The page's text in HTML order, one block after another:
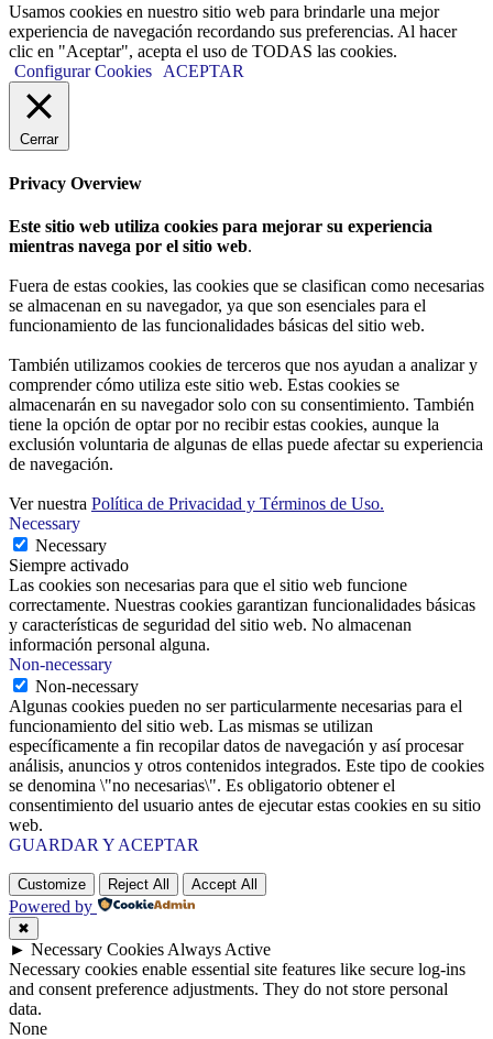
Usamos cookies en nuestro sitio web para brindarle una mejor
experiencia de navegación recordando sus preferencias. Al hacer
clic en "Aceptar", acepta el uso de TODAS las cookies.
Configurar Cookies
ACEPTAR
Cerrar
Privacy Overview
Este sitio web utiliza cookies para mejorar su experiencia
mientras navega por el sitio web.
Fuera de estas cookies, las cookies que se clasifican como necesarias
se almacenan en su navegador, ya que son esenciales para el
funcionamiento de las funcionalidades básicas del sitio web.
También utilizamos cookies de terceros que nos ayudan a analizar y
comprender cómo utiliza este sitio web. Estas cookies se
almacenarán en su navegador solo con su consentimiento. También
tiene la opción de optar por no recibir estas cookies, aunque la
exclusión voluntaria de algunas de ellas puede afectar su experiencia
de navegación.
Ver nuestra Política de Privacidad y Términos de Uso.
Necessary
Necessary
Siempre activado
Las cookies son necesarias para que el sitio web funcione
correctamente. Nuestras cookies garantizan funcionalidades básicas
y características de seguridad del sitio web. No almacenan
información personal alguna.
Non-necessary
Non-necessary
Algunas cookies pueden no ser particularmente necesarias para el
funcionamiento del sitio web. Las mismas se utilizan
específicamente a fin recopilar datos de navegación y así procesar
análisis, anuncios y otros contenidos integrados. Este tipo de cookies
se denomina \"no necesarias\". Es obligatorio obtener el
consentimiento del usuario antes de ejecutar estas cookies en su sitio
web.
GUARDAR Y ACEPTAR
Customize Reject All Accept All
Powered by
✖
► Necessary Cookies Always Active
Necessary cookies enable essential site features like secure log-ins
and consent preference adjustments. They do not store personal
data.
None